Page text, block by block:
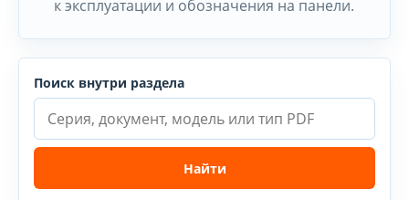
к эксплуатации и обозначения на панели.
Поиск внутри раздела
Найти